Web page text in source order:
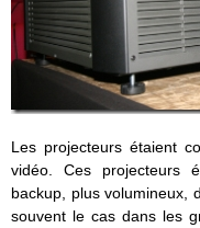
Les projecteurs étaient
vidéo. Ces projecteurs
backup, plus volumineux,
souvent le cas dans les